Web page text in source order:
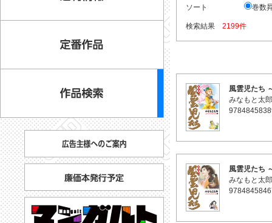
ソート
巻数
検索結果 2199件
風雲児たち
みなもと太郎
風雲児たち
みなもと太郎